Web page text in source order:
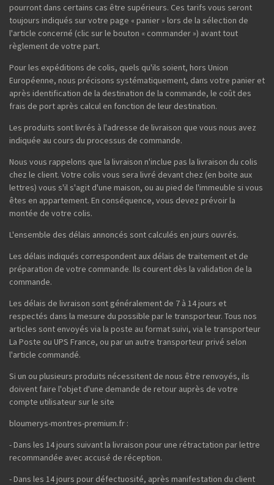
pourront dans certains cas être supérieurs. Ces tarifs vous seront
toujours indiqués sur votre page « panier » lors de la sélection de
l'article concerné (clic sur le bouton « commander ») avant tout
règlement de votre part.
Pour les expéditions de colis, quels qu'ils soient, hors Union
Européenne, nous précisons systématiquement, dans votre panier et
après identification de la destination de la commande, le coût des
frais de port après calcul en fonction de leur destination.
Les produits sont livrés à l'adresse de livraison que vous nous avez
indiquée au cours du processus de commande.
Nous vous rappelons que la livraison n'inclue pas la livraison du colis
chez le client. Votre colis vous sera livré devant chez (en boite aux
lettres) vous s'il s'agit d'une maison, ou au pied de l'immeuble si vous
êtes en appartement. En conséquence, vous devez prévoir la
montée de votre colis.
L'ensemble des délais annoncés sont calculés en jours ouvrés.
Les délais indiqués correspondent aux délais de traitement et de
préparation de votre commande. Ils courent dès la validation de la
commande.
Les délais de livraison sont généralement de 7 à 14 jours et
respectés dans la mesure du possible par le transporteur. Tous nos
articles sont envoyés via la poste au format suivi, via le transporteur
La Poste ou UPS France, ou par un autre transporteur privé selon
l'article commandé.
Si un ou plusieurs produits nécessitent de nous être renvoyés, ils
doivent faire l'objet d'une demande de retour auprès de votre
compte utilisateur sur le site
bloumerys-montres-premium.fr :
- Dans les 14 jours suivant la livraison pour une rétractation par lettre
recommandée avec accusé de réception.
- Dans les 14 jours pour défectuosité, après manifestation du client